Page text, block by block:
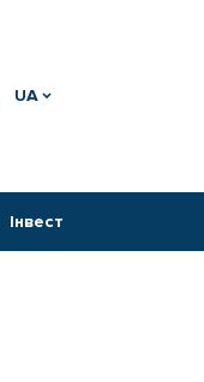
UA
Інвест